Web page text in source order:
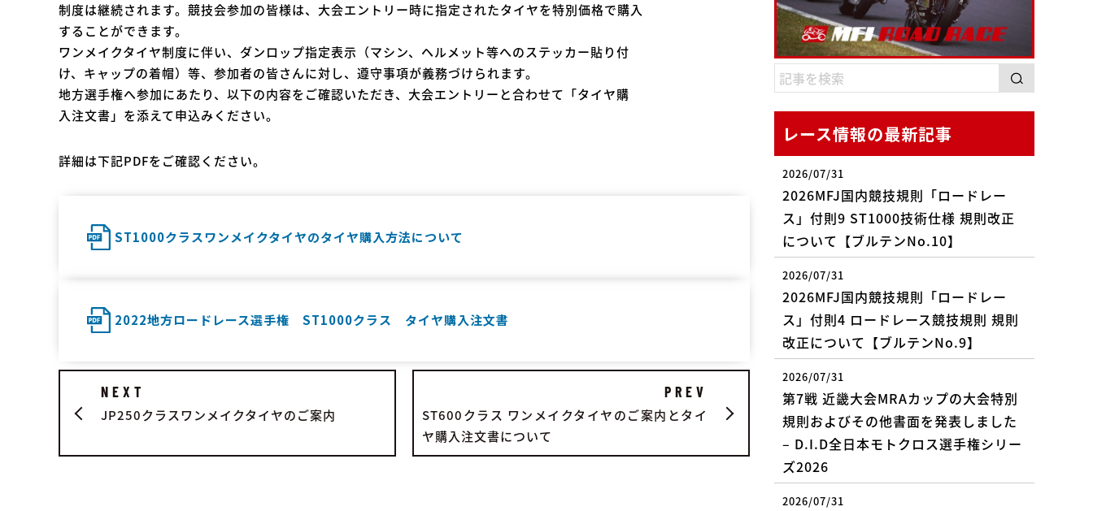
制度は継続されます。競技会参加の皆様は、大会エントリー時に指定されたタイヤを特別価格で購入
することができます。
ワンメイクタイヤ制度に伴い、ダンロップ指定表示（マシン、ヘルメット等へのステッカー貼り付
け、キャップの着帽）等、参加者の皆さんに対し、遵守事項が義務づけられます。
地方選手権へ参加にあたり、以下の内容をご確認いただき、大会エントリーと合わせて「タイヤ購
入注文書」を添えて申込みください。
詳細は下記PDFをご確認ください。
ST1000クラスワンメイクタイヤのタイヤ購入方法について
2022地方ロードレース選手権 ST1000クラス タイヤ購入注文書
NEXT
JP250クラスワンメイクタイヤのご案内
PREV
ST600クラス ワンメイクタイヤのご案内とタイ
ヤ購入注文書について
レース情報の最新記事
2026/07/31
2026MFJ国内競技規則「ロードレー
ス」付則9 ST1000技術仕様 規則改正
について【ブルテンNo.10】
2026/07/31
2026MFJ国内競技規則「ロードレー
ス」付則4 ロードレース競技規則 規則
改正について【ブルテンNo.9】
2026/07/31
第7戦 近畿大会MRAカップの大会特別
規則およびその他書面を発表しました
– D.I.D全日本モトクロス選手権シリー
ズ2026
2026/07/31